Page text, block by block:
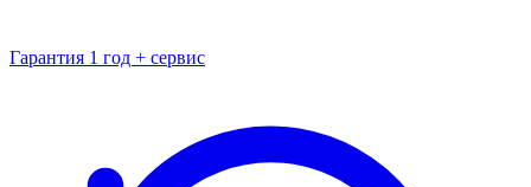
Гарантия 1 год + сервис